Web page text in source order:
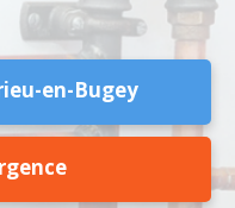
en-Bugey